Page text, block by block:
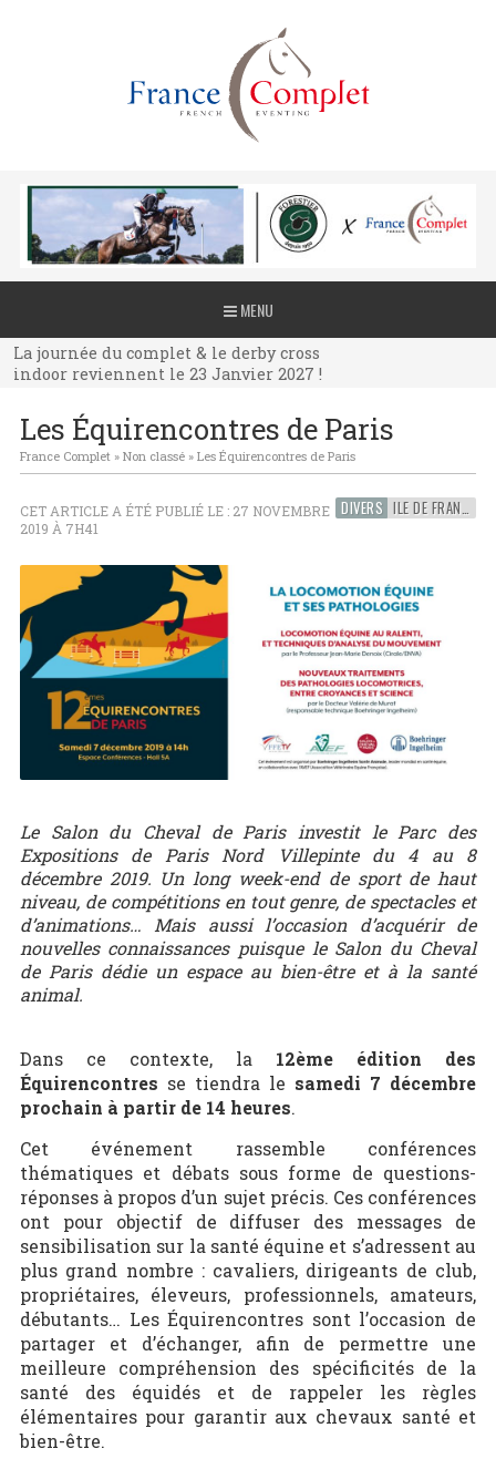
MENU
La journée du complet & le derby cross
indoor reviennent le 23 Janvier 2027 !
La journée du complet & le derby cross
indoor reviennent le 23 Janvier 2027 !
indoor reviennent le 23 Janvier 2027 !
Les Équirencontres de Paris
France Complet» Non classé» Les Équirencontres de Paris
DIVERS ILE DE FRANCE
CET ARTICLE A ÉTÉ PUBLIÉ LE : 27 NOVEMBRE
2019 À 7H41
Le Salon du Cheval de Paris investit le Parc des
Expositions de Paris Nord Villepinte du 4 au 8
décembre 2019. Un long week-end de sport de haut
niveau, de compétitions en tout genre, de spectacles et
d’animations… Mais aussi l’occasion d’acquérir de
nouvelles connaissances puisque le Salon du Cheval
de Paris dédie un espace au bien-être et à la santé
animal.
Dans ce contexte, la 12ème édition des
Équirencontres se tiendra le samedi 7 décembre
prochain à partir de 14 heures.
Cet événement rassemble conférences
thématiques et débats sous forme de questions-
réponses à propos d’un sujet précis. Ces conférences
ont pour objectif de diffuser des messages de
sensibilisation sur la santé équine et s’adressent au
plus grand nombre : cavaliers, dirigeants de club,
propriétaires, éleveurs, professionnels, amateurs,
débutants… Les Équirencontres sont l’occasion de
partager et d’échanger, afin de permettre une
meilleure compréhension des spécificités de la
santé des équidés et de rappeler les règles
élémentaires pour garantir aux chevaux santé et
bien-être.